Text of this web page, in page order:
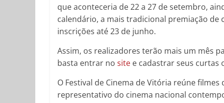
que aconteceria de 22 a 27 de setembro,
calendário, a mais tradicional premiação
inscrições até 23 de junho.
Assim, os realizadores terão mais um mês
basta entrar no site e cadastrar seus curtas
O Festival de Cinema de Vitória reúne
representativo do cinema nacional